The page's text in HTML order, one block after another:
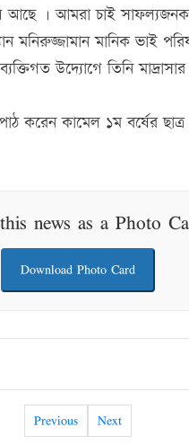
আছে । আমরা চাই
মনিরুজ্জামান মানিক ভাই
উদ্যোগে তিনি
করেন কামেল ১ম বর্ষের
news as a Photo
Download Photo Card
Previous Next